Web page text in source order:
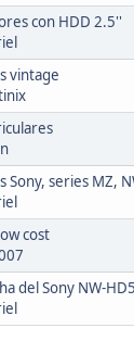
con HDD 2.5''
vintage
series MZ,
cost
del Sony NW-HD5